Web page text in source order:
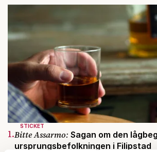
STICKET
1.Bitte Assarmo: Sagan om den
ursprungsbefolkningen i Filipstad